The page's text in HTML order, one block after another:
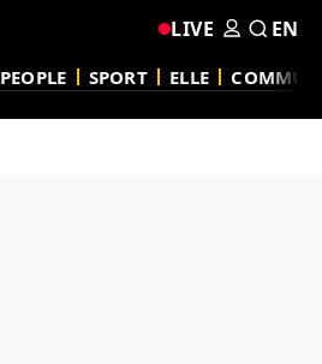
PEOPLE SPORT ELLE
LIVE EN